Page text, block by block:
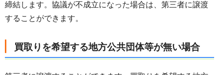
締結します。協議が不成立になった場合は、第三者に譲渡
することができます。
買取りを希望する地方公共団体等が無い場合